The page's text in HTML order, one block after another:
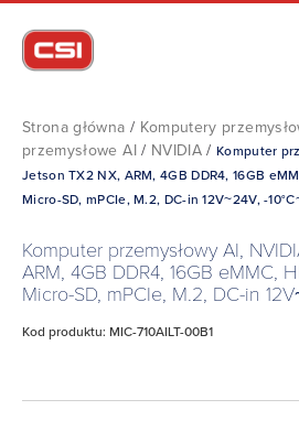
Strona główna / Komputery
przemysłowe AI/ NVIDIA /Komputer
Jetson TX2 NX, ARM, 4GB DDR4, 16GB
Micro-SD, mPCIe, M.2, DC-in 12V~24V, -
Komputer przemysłowy AI,
ARM, 4GB DDR4, 16GB eMMC,
Micro-SD, mPCIe, M.2, DC-in
Kod produktu: MIC-710AILT-00B1